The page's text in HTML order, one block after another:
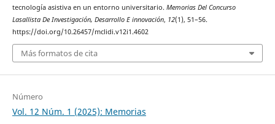
tecnología asistiva en un entorno universitario. Memorias Del Concurso
Lasallista De Investigación, Desarrollo E innovación, 12(1), 51–56.
https://doi.org/10.26457/mclidi.v12i1.4602
Más formatos de cita
Número
Vol. 12 Núm. 1 (2025): Memorias